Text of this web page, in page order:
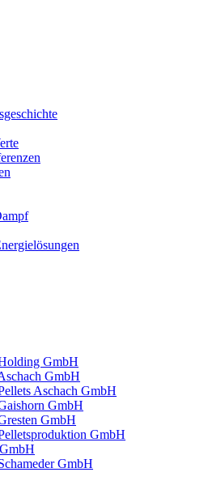
GmbH
GmbH
Aschach GmbH
GmbH
GmbH
GmbH
GmbH